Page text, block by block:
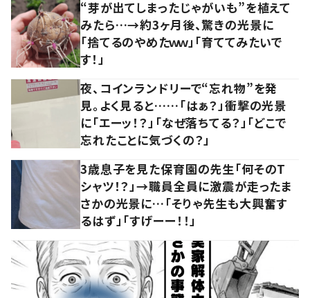
“芽が出てしまったじゃがいも”を植えて
みたら…→約3ヶ月後、驚きの光景に
「捨てるのやめたｗｗ」「育ててみたいで
す！」
夜、コインランドリーで“忘れ物”を発
見。よく見ると……「はぁ？」衝撃の光景
に「エーッ！？」「なぜ落ちてる？」「どこで
忘れたことに気づくの？」
3歳息子を見た保育園の先生「何そのT
シャツ！？」→職員全員に激震が走ったま
さかの光景に…「そりゃ先生も大興奮す
るはず」「すげーー！！」